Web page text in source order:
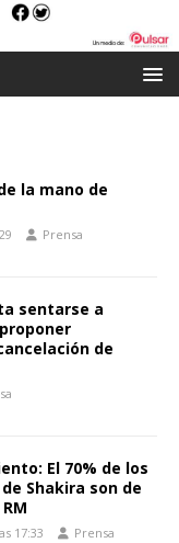
la mano de
Prensa
sentarse a
de
El 70% de los
Shakira son de
17:33 Prensa